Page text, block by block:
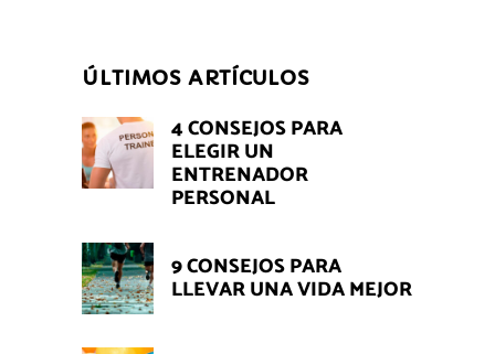
ÚLTIMOS ARTÍCULOS
4 CONSEJOS PARA
ELEGIR UN
ENTRENADOR
PERSONAL
9 CONSEJOS PARA
LLEVAR UNA VIDA MEJOR